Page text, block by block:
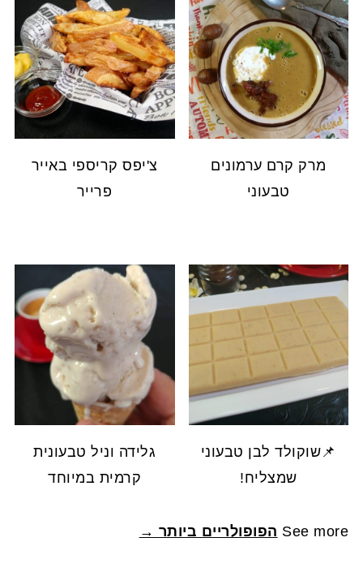
מרק קרם ערמונים
טבעוני
צ'יפס קריספי באייר
פרייר
📌שוקולד לבן טבעוני
שמצליח!
גלידה וניל טבעונית
קרמית במיוחד
See more הפופולריים ביותר →